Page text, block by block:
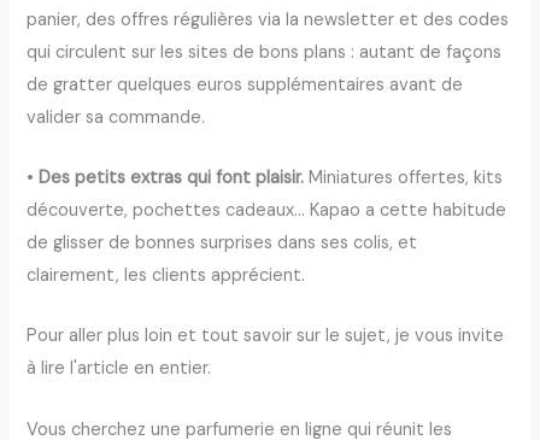
panier, des offres régulières via la newsletter et des codes
qui circulent sur les sites de bons plans : autant de façons
de gratter quelques euros supplémentaires avant de
valider sa commande.
•Des petits extras qui font plaisir. Miniatures offertes, kits
découverte, pochettes cadeaux… Kapao a cette habitude
de glisser de bonnes surprises dans ses colis, et
clairement, les clients apprécient.
Pour aller plus loin et tout savoir sur le sujet, je vous invite
à lire l'article en entier.
Vous cherchez une parfumerie en ligne qui réunit les